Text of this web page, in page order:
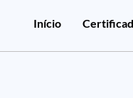
Início